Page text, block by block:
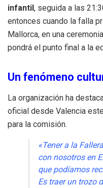
infantil, seguida a las
entonces cuando la falla
Mallorca, en una
pondrá el punto final a la
Un fenómeno
La organización ha
oficial desde Valencia
para la comisión.
«Tener a la
con nosotros en
que podíamos
Es traer un trozo